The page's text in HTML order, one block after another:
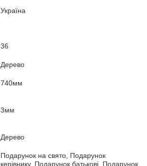
Україна
36
Дерево
740мм
3мм
Дерево
Подарунок на свято, Подарунок
керівнику, Подарунок батькові, Подарунок